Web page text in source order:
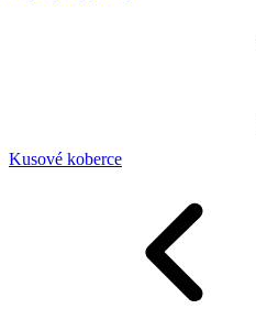
Kusové koberce